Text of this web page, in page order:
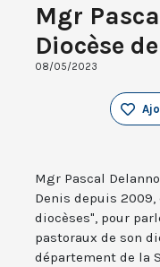
Mgr
Diocèse
08/05/2023
Mgr Pascal
Denis depuis 2009,
diocèses", pour
pastoraux de son
département de la